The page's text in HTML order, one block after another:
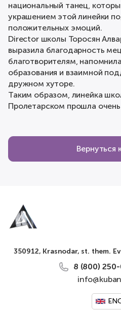
национальный танец,
украшением этой линейки
положительных эмоций.
Director школы Торосян
выразила благодарность
благотворителям,
образования и взаимной
дружном хуторе.
Таким образом, линейка
Пролетарском прошла
Вернуться
350912, Krasnodar, st. them.
8 (800)